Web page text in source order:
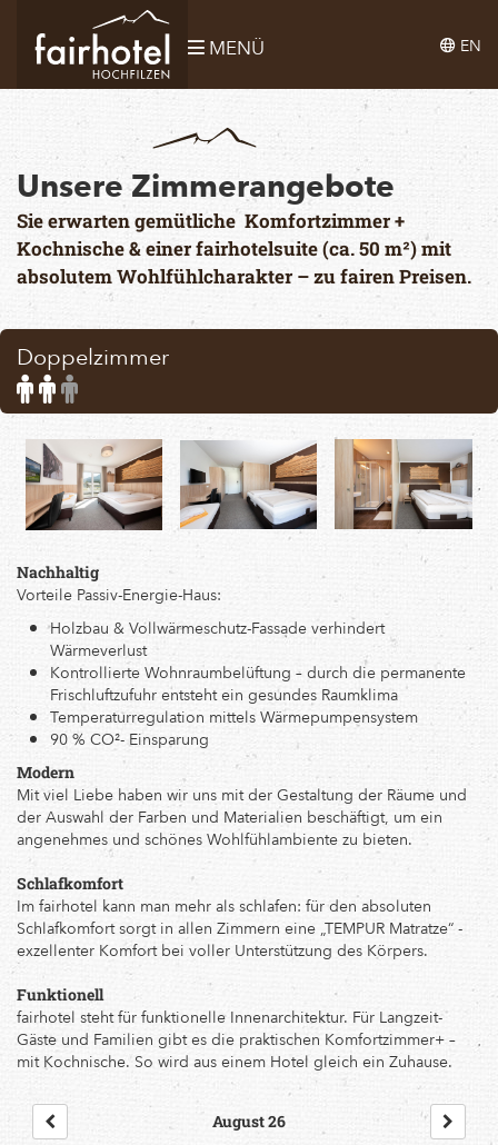
MENÜ EN
Unsere Zimmerangebote
Sie erwarten gemütliche Komfortzimmer +
Kochnische & einer fairhotelsuite (ca. 50 m²) mit
absolutem Wohlfühlcharakter – zu fairen Preisen.
Doppelzimmer
Standard
occupancy:
2
persons
Additional
occupancy
possible
up
to
3
persons
Nachhaltig
Vorteile Passiv-Energie-Haus:
Holzbau & Vollwärmeschutz-Fassade verhindert
Wärmeverlust
Kontrollierte Wohnraumbelüftung – durch die permanente
Frischluftzufuhr entsteht ein gesundes Raumklima
Temperaturregulation mittels Wärmepumpensystem
90 % CO²- Einsparung
Modern
Mit viel Liebe haben wir uns mit der Gestaltung der Räume und
der Auswahl der Farben und Materialien beschäftigt, um ein
angenehmes und schönes Wohlfühlambiente zu bieten.
Schlafkomfort
Im fairhotel kann man mehr als schlafen: für den absoluten
Schlafkomfort sorgt in allen Zimmern eine „TEMPUR Matratze“ -
exzellenter Komfort bei voller Unterstützung des Körpers.
Funktionell
fairhotel steht für funktionelle Innenarchitektur. Für Langzeit-
Gäste und Familien gibt es die praktischen Komfortzimmer+ –
mit Kochnische. So wird aus einem Hotel gleich ein Zuhause.
August 26